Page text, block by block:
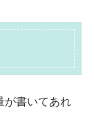
が書いてあれ